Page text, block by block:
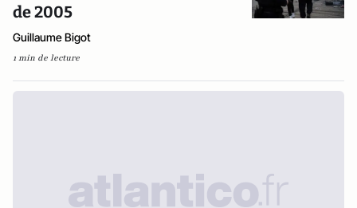
de 2005
Guillaume Bigot
1 min de lecture